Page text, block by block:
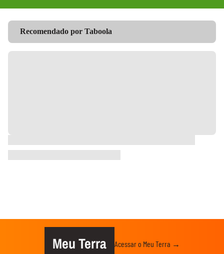
Recomendado por Taboola
Meu Terra Acessar o Meu Terra →